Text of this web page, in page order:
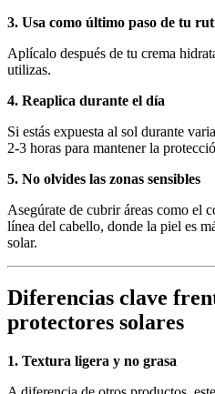
3. Usa como último paso de tu
Aplícalo después de tu crema
utilizas.
4. Reaplica durante el día
Si estás expuesta al sol durante
2-3 horas para mantener la
5. No olvides las zonas sensibles
Asegúrate de cubrir áreas como el
línea del cabello, donde la piel es
solar.
Diferencias clave
protectores solares
1. Textura ligera y no grasa